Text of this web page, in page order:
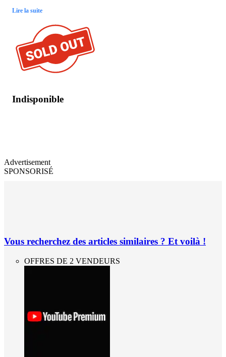
Lire la suite
Indisponible
Advertisement
SPONSORISÉ
Vous recherchez des articles similaires ? Et voilà !
OFFRES DE 2 VENDEURS